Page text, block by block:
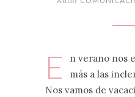
E
n verano nos
más a las
Nos vamos de